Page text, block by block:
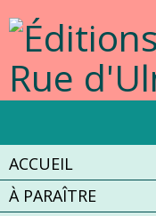
au
contenu
ACCUEIL
À PARAÎTRE